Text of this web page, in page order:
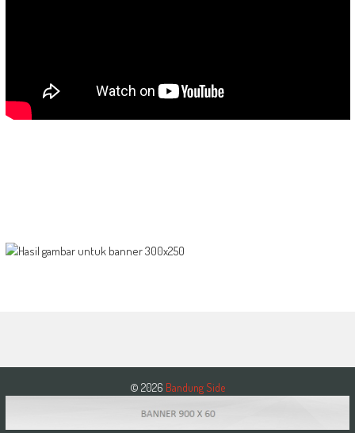
© 2026 Bandung Side